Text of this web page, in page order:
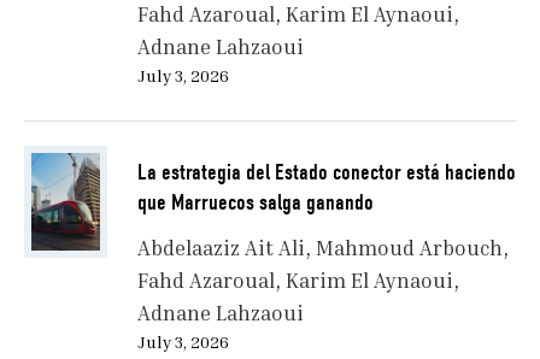
Fahd Azaroual Karim El Aynaoui
Adnane Lahzaoui
July 3, 2026
La estrategia del Estado conector está haciendo
que Marruecos salga ganando
Abdelaaziz Ait Ali Mahmoud Arbouch
Fahd Azaroual Karim El Aynaoui
Adnane Lahzaoui
July 3, 2026